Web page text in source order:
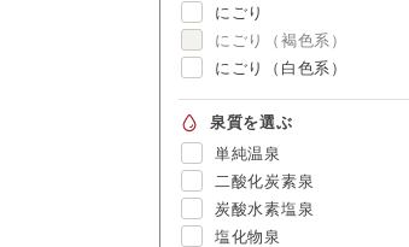
にごり
にごり（褐色系）
にごり（白色系）
泉質を選ぶ
単純温泉
二酸化炭素泉
炭酸水素塩泉
塩化物泉